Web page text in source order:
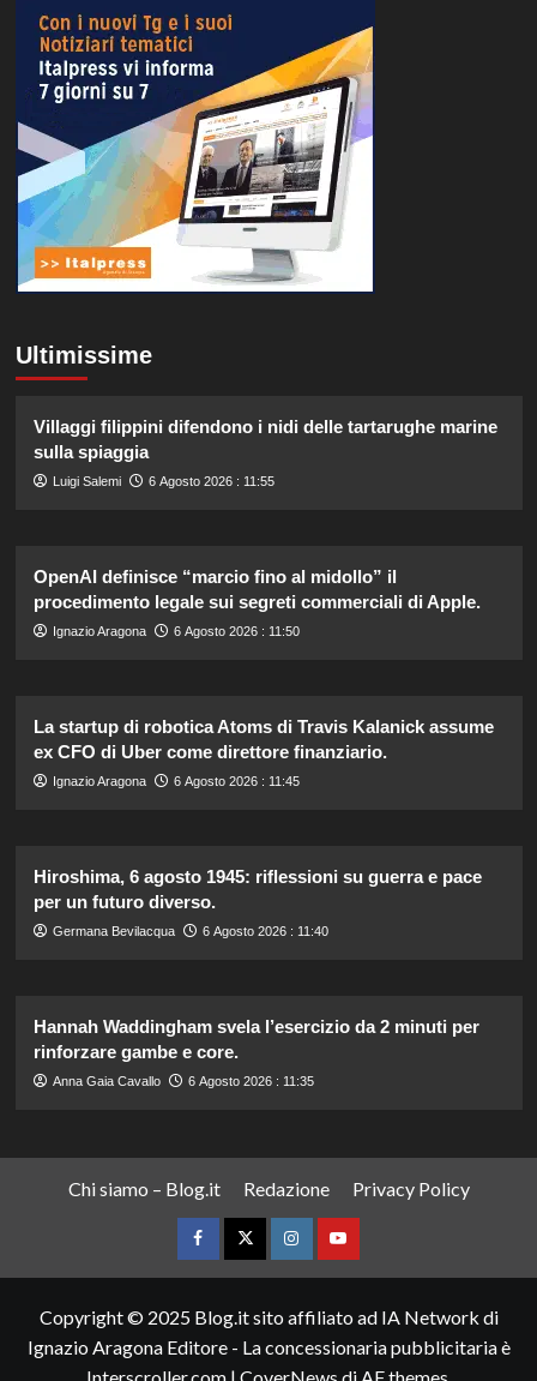
Ultimissime
Villaggi filippini difendono i nidi delle tartarughe marine
sulla spiaggia
Luigi Salemi 6 Agosto 2026 : 11:55
OpenAI definisce “marcio fino al midollo” il
procedimento legale sui segreti commerciali di Apple.
Ignazio Aragona 6 Agosto 2026 : 11:50
La startup di robotica Atoms di Travis Kalanick assume
ex CFO di Uber come direttore finanziario.
Ignazio Aragona 6 Agosto 2026 : 11:45
Hiroshima, 6 agosto 1945: riflessioni su guerra e pace
per un futuro diverso.
Germana Bevilacqua 6 Agosto 2026 : 11:40
Hannah Waddingham svela l’esercizio da 2 minuti per
rinforzare gambe e core.
Anna Gaia Cavallo 6 Agosto 2026 : 11:35
Chi siamo – Blog.it Redazione Privacy Policy
FacebookTwitterInstagramYouTube
Copyright © 2025 Blog.it sito affiliato ad IA Network di
Ignazio Aragona Editore - La concessionaria pubblicitaria è